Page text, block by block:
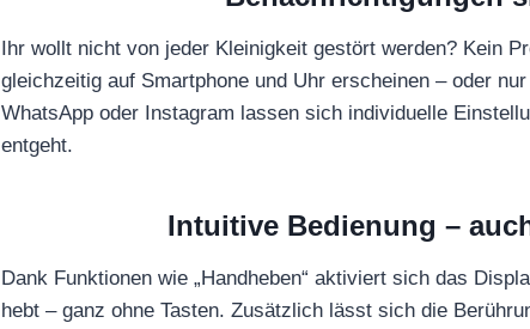
Ihr wollt nicht von jeder Kleinigkeit gestört werden? Kein
gleichzeitig auf Smartphone und Uhr erscheinen – oder
WhatsApp oder Instagram lassen sich individuelle
entgeht.
Intuitive Bedienung –
Dank Funktionen wie „Handheben“ aktiviert sich das
hebt – ganz ohne Tasten. Zusätzlich lässt sich die